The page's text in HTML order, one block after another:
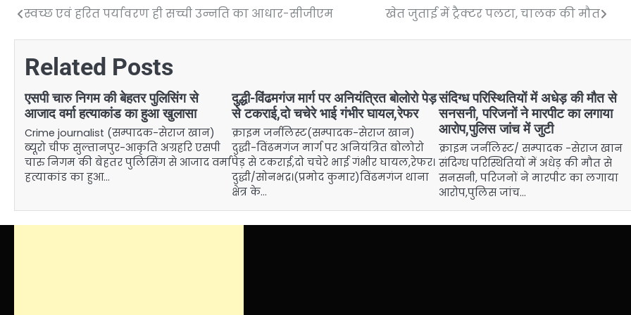
Post
navigation
स्वच्छ एवं हरित पर्यावरण ही सच्ची उन्नति का आधार-सीजीएम खेत जुताई में ट्रैक्टर पलटा, चालक की मौत
Related Posts
एसपी चारु निगम की बेहतर पुलिसिंग से
आजाद वर्मा हत्याकांड का हुआ खुलासा
Crime journalist (सम्पादक-सेराज खान)
ब्यूरो चीफ सुल्तानपुर-आकृति अग्रहरि एसपी
चारु निगम की बेहतर पुलिसिंग से आजाद वर्मा
हत्याकांड का हुआ…
दुद्धी-विंढमगंज मार्ग पर अनियंत्रित बोलोरो पेड़
से टकराई,दो चचेरे भाई गंभीर घायल,रेफर
क्राइम जर्नलिस्ट(सम्पादक-सेराज खान)
दुद्धी-विंढमगंज मार्ग पर अनियंत्रित बोलोरो
पेड़ से टकराई,दो चचेरे भाई गंभीर घायल,रेफर।
दुद्धी/सोनभद्र।(प्रमोद कुमार)विंढमगंज थाना
क्षेत्र के…
संदिग्ध परिस्थितियों में अधेड़ की मौत से
सनसनी, परिजनों ने मारपीट का लगाया
आरोप,पुलिस जांच में जुटी
क्राइम जर्नलिस्ट/ सम्पादक -सेराज खान
संदिग्ध परिस्थितियों में अधेड़ की मौत से
सनसनी, परिजनों ने मारपीट का लगाया
आरोप,पुलिस जांच…